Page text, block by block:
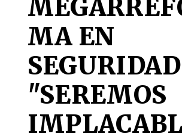
MA EN
"SEREMOS